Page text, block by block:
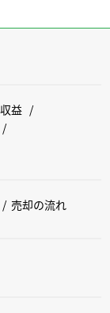
益
売却の流れ